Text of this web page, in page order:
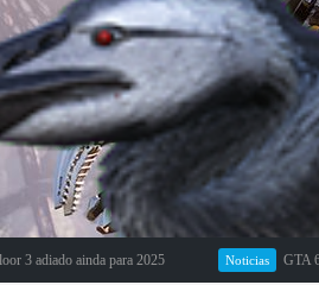
ainda para 2025 GTA 6 poderá